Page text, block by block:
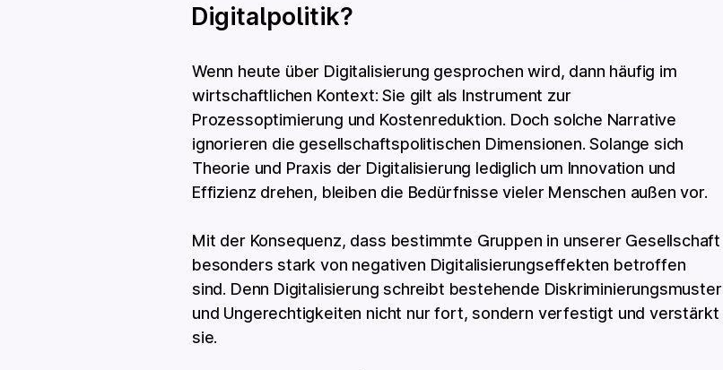
Digitalpolitik?
Wenn heute über Digitalisierung gesprochen wird, dann häufig im
wirtschaftlichen Kontext: Sie gilt als Instrument zur
Prozessoptimierung und Kostenreduktion. Doch solche Narrative
ignorieren die gesellschaftspolitischen Dimensionen. Solange sich
Theorie und Praxis der Digitalisierung lediglich um Innovation und
Effizienz drehen, bleiben die Bedürfnisse vieler Menschen außen vor.
Mit der Konsequenz, dass bestimmte Gruppen in unserer Gesellschaft
besonders stark von negativen Digitalisierungseffekten betroffen
sind. Denn Digitalisierung schreibt bestehende Diskriminierungsmuster
und Ungerechtigkeiten nicht nur fort, sondern verfestigt und verstärkt
sie.